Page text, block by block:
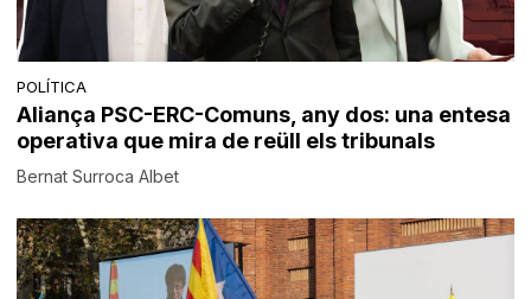
POLÍTICA
Aliança PSC-ERC-Comuns, any dos: una entesa
operativa que mira de reüll els tribunals
Bernat Surroca Albet